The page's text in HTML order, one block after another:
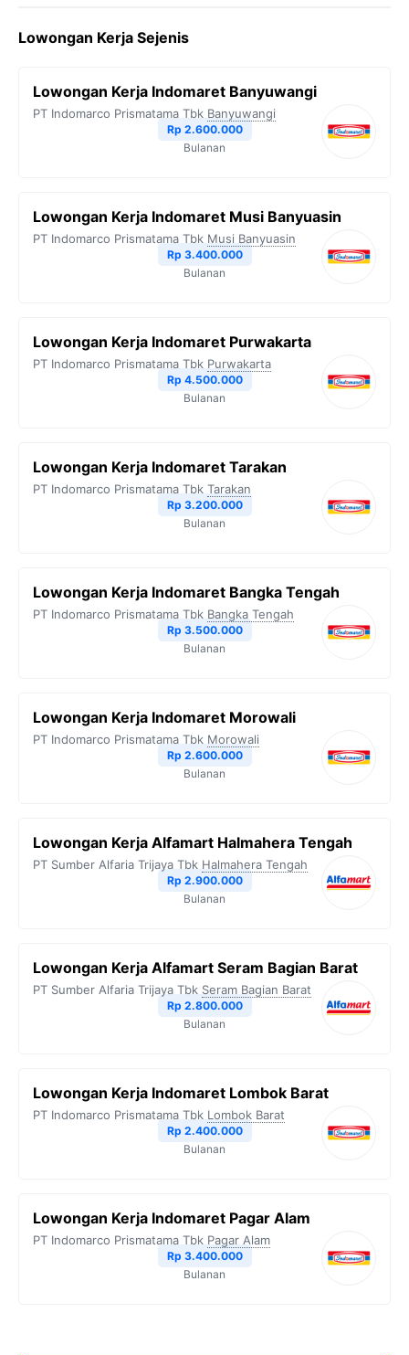
e
o
t
e
e
r
t
A
y
i
n
k
Lowongan Kerja Sejenis
Lowongan Kerja Indomaret Banyuwangi
PT Indomarco Prismatama Tbk Banyuwangi
Rp 2.600.000
Bulanan
Lowongan Kerja Indomaret Musi Banyuasin
PT Indomarco Prismatama Tbk Musi Banyuasin
Rp 3.400.000
Bulanan
Lowongan Kerja Indomaret Purwakarta
PT Indomarco Prismatama Tbk Purwakarta
Rp 4.500.000
Bulanan
Lowongan Kerja Indomaret Tarakan
PT Indomarco Prismatama Tbk Tarakan
Rp 3.200.000
Bulanan
Lowongan Kerja Indomaret Bangka Tengah
PT Indomarco Prismatama Tbk Bangka Tengah
Rp 3.500.000
Bulanan
Lowongan Kerja Indomaret Morowali
PT Indomarco Prismatama Tbk Morowali
Rp 2.600.000
Bulanan
Lowongan Kerja Alfamart Halmahera Tengah
PT Sumber Alfaria Trijaya Tbk Halmahera Tengah
Rp 2.900.000
Bulanan
Lowongan Kerja Alfamart Seram Bagian Barat
PT Sumber Alfaria Trijaya Tbk Seram Bagian Barat
Rp 2.800.000
Bulanan
Lowongan Kerja Indomaret Lombok Barat
PT Indomarco Prismatama Tbk Lombok Barat
Rp 2.400.000
Bulanan
Lowongan Kerja Indomaret Pagar Alam
PT Indomarco Prismatama Tbk Pagar Alam
Rp 3.400.000
Bulanan